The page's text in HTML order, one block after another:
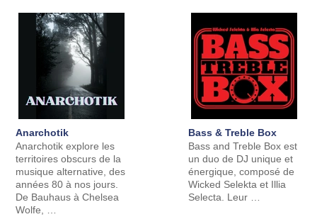
Anarchotik
Anarchotik explore les
territoires obscurs de la
musique alternative, des
années 80 à nos jours.
De Bauhaus à Chelsea
Wolfe, …
Bass & Treble Box
Bass and Treble Box est
un duo de DJ unique et
énergique, composé de
Wicked Selekta et Illia
Selecta. Leur …